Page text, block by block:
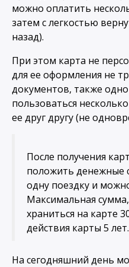
можно оплатить
затем с легкостью
назад).
При этом карта не
для ее оформления не
документов, также
пользоваться
ее друг другу (не
После получения
положить денежные
одну поездку и
Максимальная
храниться на карте
действия карты 5 лет.
На сегодняшний день